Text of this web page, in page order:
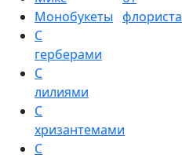
Монобукеты
С
герберами
С
лилиями
С
хризантемами
С
флориста